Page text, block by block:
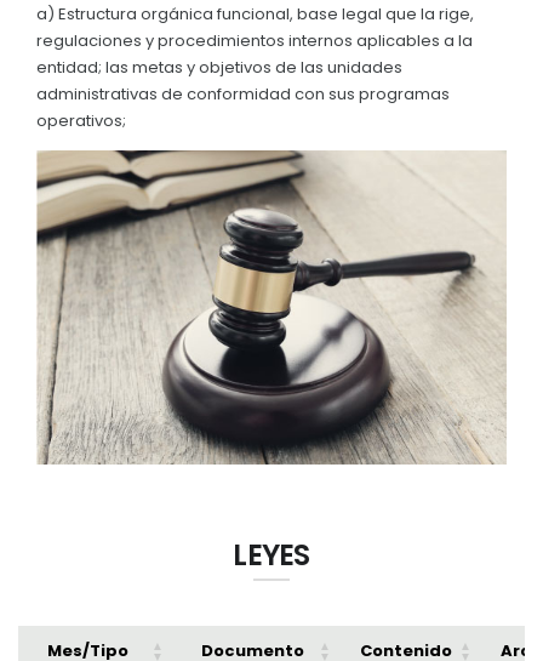
GESTIÓN ADMINISTRATIVA
Plan de desarrollo y Ordenamiento Territorial -
Plan Anual Contratación - PAC
Plan Operativo Anual - POA
Convenios Institucionales
PRESUPUESTO: EJECUCIÓN Y REPORTES
Cédulas presupuestarias y balances
Procesos de contratación
Ejecución Presupuestaria
Obras y proyectos
a) Estructura orgánica funcional, base legal que la rige,
regulaciones y procedimientos internos aplicables a la
entidad; las metas y objetivos de las unidades
administrativas de conformidad con sus programas
operativos;
LEYES
Mes/Tipo Documento Contenido